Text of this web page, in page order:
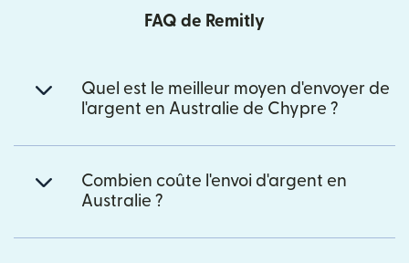
FAQ de Remitly
Quel est le meilleur moyen d'envoyer de
l'argent en Australie de Chypre ?
Combien coûte l'envoi d'argent en
Australie ?